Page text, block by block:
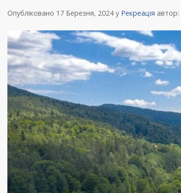
Опубліковано 17 Березня, 2024у Рекреація автор: